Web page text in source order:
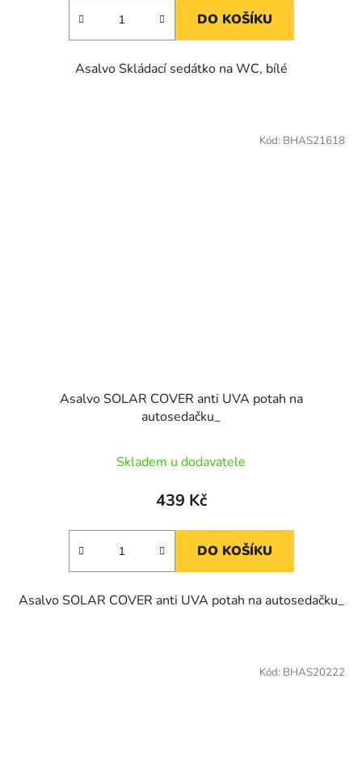
DO KOŠÍKU
Asalvo Skládací sedátko na WC, bílé
Asalvo SOLAR COVER anti UVA potah na
autosedačku_
Skladem u dodavatele
439 Kč
DO KOŠÍKU
Asalvo SOLAR COVER anti UVA potah na autosedačku_
Kód: BHAS21618
Kód: BHAS20222